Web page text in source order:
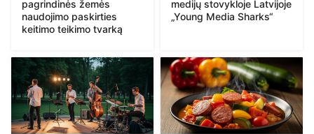
pagrindinės žemės
naudojimo paskirties
keitimo teikimo tvarką
medijų stovykloje Latvijoje
„Young Media Sharks“